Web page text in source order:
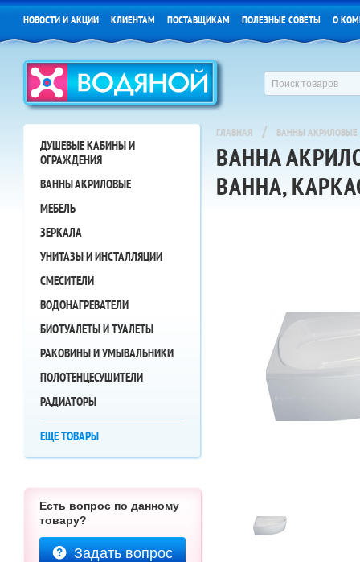
НОВОСТИ И АКЦИИ КЛИЕНТАМ ПОСТАВЩИКАМ ПОЛЕЗНЫЕ СОВЕТЫ О
ДУШЕВЫЕ КАБИНЫ И
ОГРАЖДЕНИЯ
ВАННЫ АКРИЛОВЫЕ
МЕБЕЛЬ
ЗЕРКАЛА
УНИТАЗЫ И ИНСТАЛЛЯЦИИ
СМЕСИТЕЛИ
ВОДОНАГРЕВАТЕЛИ
БИОТУАЛЕТЫ И ТУАЛЕТЫ
РАКОВИНЫ И УМЫВАЛЬНИКИ
ПОЛОТЕНЦЕСУШИТЕЛИ
РАДИАТОРЫ
ЕЩЕ ТОВАРЫ
Есть вопрос по данному
товару?
Задать вопрос
ГЛАВНАЯ / ВАННЫ АКРИЛОВЫЕ
ВАННА
ВАННА,